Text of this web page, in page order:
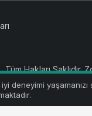
deneyimi yaşamanızı
Hakları Saklıdır.